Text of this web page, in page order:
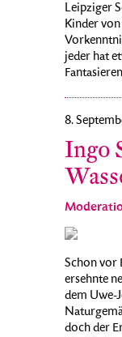
Leipziger
Kinder
jeder hat
Fantasieren
8.
Ingo
Schon vor
ersehnte
dem Uwe-
doch der